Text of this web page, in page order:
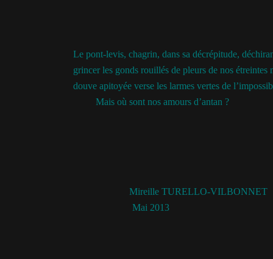
Le pont-levis, chagrin, dans sa décrépitude,
grincer les gonds rouillés de pleurs de nos étreintes
douve apitoyée verse les larmes vertes de
Mais où sont nos amours d’antan ?
Mireille TURELLO-VILBONNET
Mai 2013